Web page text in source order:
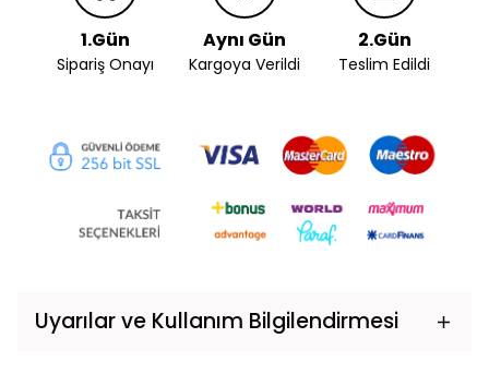
1.Gün
Sipariş Onayı
Aynı Gün
Kargoya Verildi
2.Gün
Teslim Edildi
Uyarılar ve Kullanım Bilgilendirmesi